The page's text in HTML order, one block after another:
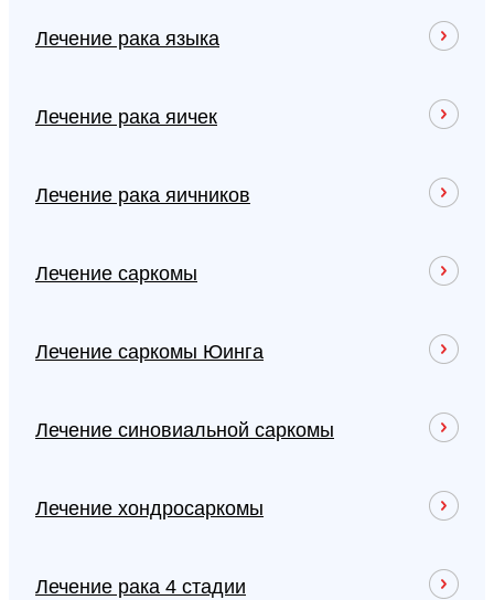
Лечение рака языка
Лечение рака яичек
Лечение рака яичников
Лечение саркомы
Лечение саркомы Юинга
Лечение синовиальной саркомы
Лечение хондросаркомы
Лечение рака 4 стадии